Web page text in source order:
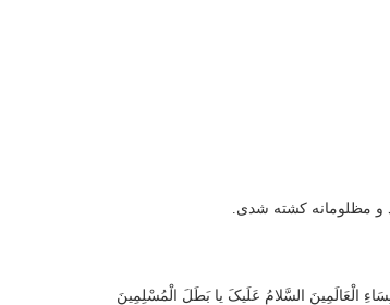
و مظلومانه کشته شدی.
الْعَالَمِینَ السَّلامُ عَلَیکَ یا بَطَلَ الْمُسْلِمِینَ